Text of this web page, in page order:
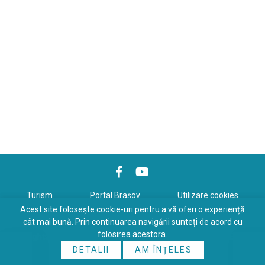
Turism Portal Braşov Utilizare cookies
Politică de confidenţialitate
Copyrights © 2026 All Rights Reserved. Powered by
Online
Acest site folosește cookie-uri pentru a vă oferi o experiență
cât mai bună. Prin continuarea navigării sunteți de acord cu
folosirea acestora.
DETALII
AM ÎNȚELES